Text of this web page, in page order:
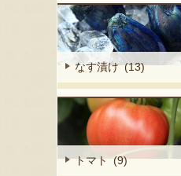
なす漬け (13)
トマト (9)
販売当初から変わら
ピで作る「アラモード
ス」と、素材を活か
タリアンジェラート
ト。独自の口どけと
ありながらさっぱりと
味をお楽しみくださ